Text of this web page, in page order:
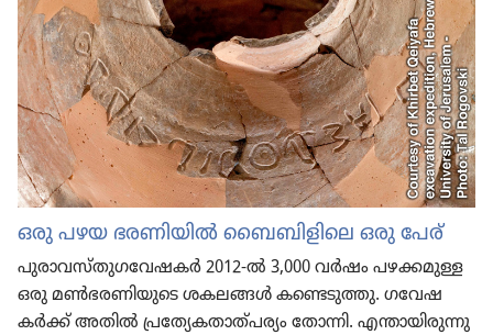
ഒരു പഴയ ഭരണി​യിൽ ബൈബി​ളി​ലെ ഒരു പേര്‌
പുരാ​വ​സ്‌തു​ഗ​വേ​ഷകർ 2012-ൽ 3,000 വർഷം പഴക്കമുള്ള
ഒരു മൺഭര​ണി​യു​ടെ ശകലങ്ങൾ കണ്ടെടു​ത്തു. ഗവേഷ​
കർക്ക്‌ അതിൽ പ്രത്യേ​ക​താ​ത്‌പ​ര്യം തോന്നി. എന്തായി​രു​ന്നു